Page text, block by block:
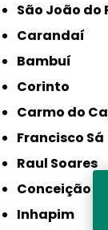
São João
Carandaí
Bambuí
Corinto
Carmo do
Francisco Sá
Raul Soares
Conceição
Inhapim